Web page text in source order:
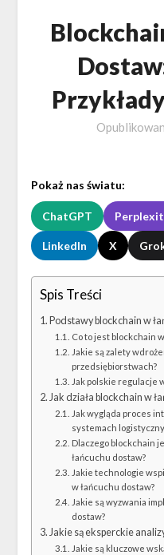
Pokaż nas światu:
ChatGPT
LinkedIn X
Spis Treści
Podstawy blockchain w
Co to jest blockchain
Jakie są zalety
przedsiębiorstwach?
Jak polskie regulacje
Jak działa blockchain w
Jak wygląda proces
systemach
Dlaczego blockchain
łańcuchu dostaw?
Jakie technologie
w łańcuchu dostaw?
Jakie są wyzwania
dostaw?
Jakie są eksperckie
Jakie są kluczowe